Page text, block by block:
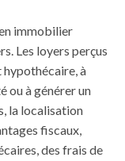
immobilier
Les loyers perçus
à
ou à générer un
la localisation
fiscaux,
des frais de